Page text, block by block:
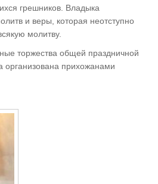
грешников. Владыка
и веры, которая неотступно
молитву.
торжества общей праздничной
организована прихожанами